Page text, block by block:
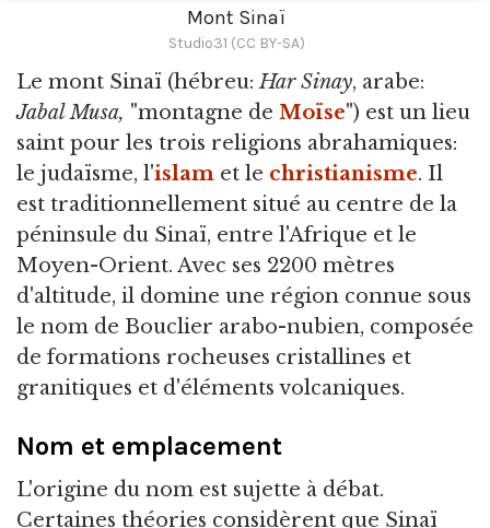
Mont Sinaï
Studio31 (CC BY-SA)
Le mont Sinaï (hébreu:Har Sinay, arabe:
Jabal Musa, "montagne de Moïse") est un lieu
saint pour les trois religions abrahamiques:
le judaïsme, l'islam et le christianisme. Il
est traditionnellement situé au centre de la
péninsule du Sinaï, entre l'Afrique et le
Moyen-Orient. Avec ses 2200 mètres
d'altitude, il domine une région connue sous
le nom de Bouclier arabo-nubien, composée
de formations rocheuses cristallines et
granitiques et d'éléments volcaniques.
Nom et emplacement
L'origine du nom est sujette à débat.
Certaines théories considèrent que Sinaï